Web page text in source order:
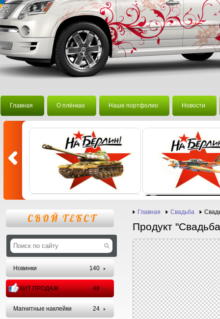
Главная О плёнках Наше портфолио Новости
Главная Свадьба
Продукт
СВОЙ ТЕКСТ
Новинки 140
ХИТ ПРОДАЖ 48
Магнитные наклейки 24